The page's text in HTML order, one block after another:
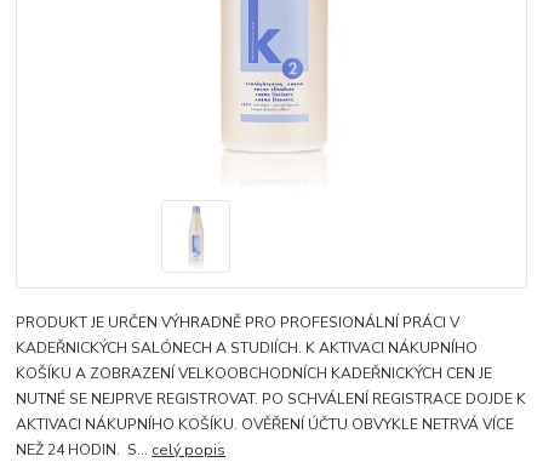
PRODUKT JE URČEN VÝHRADNĚ PRO PROFESIONÁLNÍ PRÁCI V
KADEŘNICKÝCH SALÓNECH A STUDIÍCH. K AKTIVACI NÁKUPNÍHO
KOŠÍKU A ZOBRAZENÍ VELKOOBCHODNÍCH KADEŘNICKÝCH CEN JE
NUTNÉ SE NEJPRVE REGISTROVAT. PO SCHVÁLENÍ REGISTRACE DOJDE K
AKTIVACI NÁKUPNÍHO KOŠÍKU. OVĚŘENÍ ÚČTU OBVYKLE NETRVÁ VÍCE
NEŽ 24 HODIN. S... celý popis